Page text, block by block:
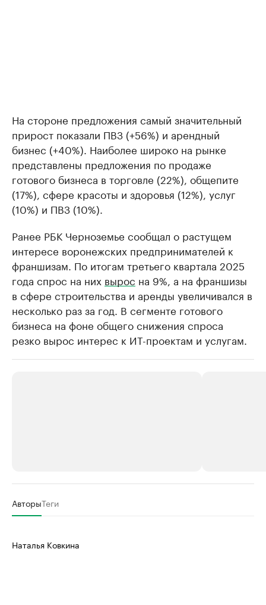
На стороне предложения самый значительный
прирост показали ПВЗ (+56%) и арендный
бизнес (+40%). Наиболее широко на рынке
представлены предложения по продаже
готового бизнеса в торговле (22%), общепите
(17%), сфере красоты и здоровья (12%), услуг
(10%) и ПВЗ (10%).
Ранее РБК Черноземье сообщал о растущем
интересе воронежских предпринимателей к
франшизам. По итогам третьего квартала 2025
года спрос на них вырос на 9%, а на франшизы
в сфере строительства и аренды увеличивался в
несколько раз за год. В сегменте готового
бизнеса на фоне общего снижения спроса
резко вырос интерес к ИТ-проектам и услугам.
Делитесь новостями бизнеса на РБК
бренды спикеров бизнеса
АвторыТеги
Наталья Ковкина